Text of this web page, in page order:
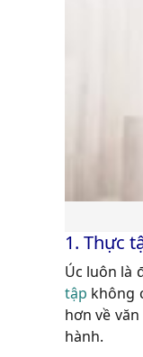
1. Thực
Úc luôn là
tập không
hơn về
hành.